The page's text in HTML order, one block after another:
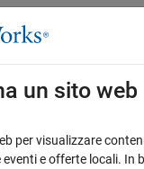
menu di
un sito web
per visualizzare
eventi e offerte locali. In